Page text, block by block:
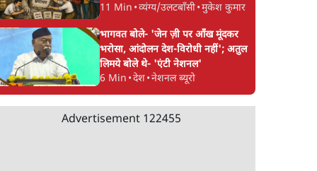
11 Min •व्यंग्य/उलटबाँसी•मुकेश कुमार
भागवत बोले- 'जेन ज़ी पर आँख मूंदकर
भरोसा, आंदोलन देश-विरोधी नहीं'; अतुल
लिमये बोले थे- 'एंटी नेशनल'
6 Min •देश•नेशनल ब्यूरो
Advertisement 122455